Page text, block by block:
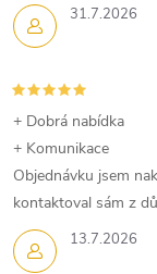
31.7.2026
13.7.2026
+ Dobrá nabídka
+ Komunikace
Objednávku jsem
kontaktoval sám z